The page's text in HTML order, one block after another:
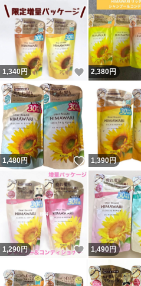
1,340円 いいね！
2,380円
1,480円 いいね！
1,390円
1,290円 いいね！
1,490円